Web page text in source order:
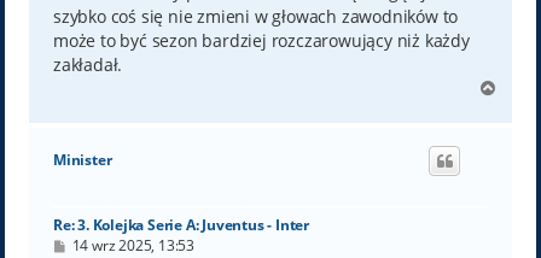
szybko coś się nie zmieni w głowach zawodników to
może to być sezon bardziej rozczarowujący niż każdy
zakładał.
g
Minister
Re: 3. Kolejka Serie A: Juventus - Inter
P14 wrz 2025, 13:53